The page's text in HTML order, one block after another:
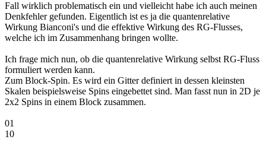
Fall wirklich problematisch ein und vielleicht habe ich auch meinen
Denkfehler gefunden. Eigentlich ist es ja die quantenrelative
Wirkung Bianconi's und die effektive Wirkung des RG-Flusses,
welche ich im Zusammenhang bringen wollte.
Ich frage mich nun, ob die quantenrelative Wirkung selbst RG-Fluss
formuliert werden kann.
Zum Block-Spin. Es wird ein Gitter definiert in dessen kleinsten
Skalen beispielsweise Spins eingebettet sind. Man fasst nun in 2D je
2x2 Spins in einem Block zusammen.
01
10